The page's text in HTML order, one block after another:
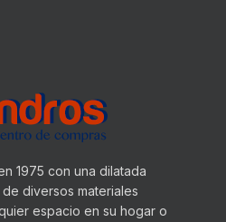
1975 con una dilatada
diversos materiales
espacio en su hogar o